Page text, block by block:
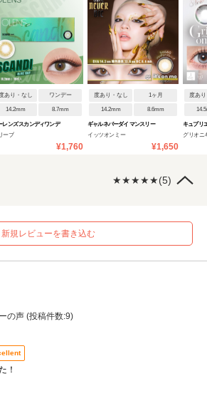
度あり・なし ワンデー
14.2mm 8.7mm
レンズ スカンディワンデ
ーブ
¥1,760
度あり・なし 1ヶ月
14.2mm 8.6mm
ギャルネバーダイ マンスリー
イッツオンミー
¥1,650
度あ
キュプリ
グリオニ
★★★★★(5)
新規レビューを書き込む
の声 (投稿件数:9)
！